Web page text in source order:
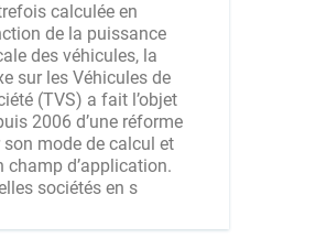
calculée en
de la puissance
des véhicules, la
sur les Véhicules de
(TVS) a fait l’objet
2006 d’une réforme
son mode de calcul et
champ d’application.
sociétés en s